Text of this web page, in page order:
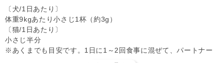
〔犬/1日あたり〕
体重9kgあたり小さじ1杯（約3g）
〔猫/1日あたり〕
小さじ半分
※あくまでも目安です。1日に1～2回食事に混ぜて、パートナー